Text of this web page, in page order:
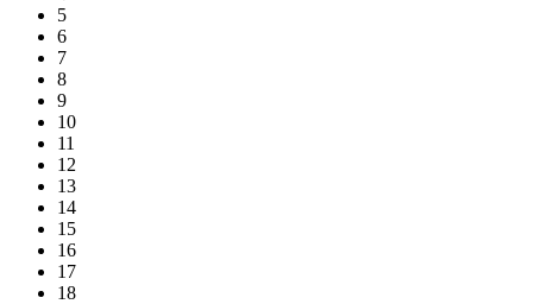
5
6
7
8
9
10
11
12
13
14
15
16
17
18